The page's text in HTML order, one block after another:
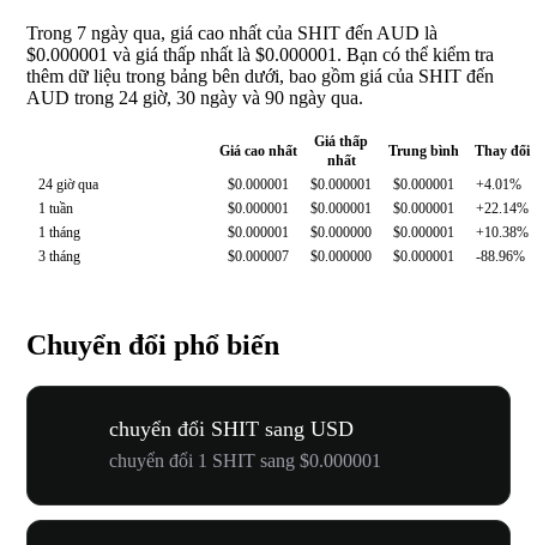
Trong 7 ngày qua, giá cao nhất của SHIT đến AUD là
$0.000001 và giá thấp nhất là $0.000001. Bạn có thể kiểm tra
thêm dữ liệu trong bảng bên dưới, bao gồm giá của SHIT đến
AUD trong 24 giờ, 30 ngày và 90 ngày qua.
Giá cao nhất
Giá thấp
nhất
Trung bình
Thay đổi
24 giờ qua
$0.000001 $0.000001 $0.000001
+4.01%
1 tuần
$0.000001 $0.000001 $0.000001
+22.14%
1 tháng
$0.000001 $0.000000 $0.000001
+10.38%
3 tháng
$0.000007 $0.000000 $0.000001 -88.96%
Chuyển đổi phổ biến
chuyển đổi SHIT sang USD
chuyển đổi 1 SHIT sang $0.000001